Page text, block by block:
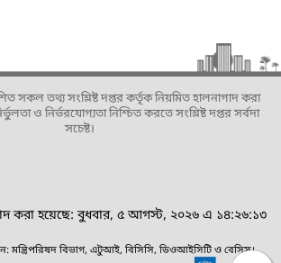
সকল তথ্য সংশ্লিষ্ট দপ্তর কর্তৃক নিয়মিত হালনাগাদ করা
ও নির্ভরযোগ্যতা নিশ্চিত করতে সংশ্লিষ্ট দপ্তর সর্বদা
সচেষ্ট।
করা হয়েছে: বুধবার, ৫ আগস্ট, ২০২৬ এ ১৪:২৬:১৩
মন্ত্রিপরিষদ বিভাগ, এটুআই, বিসিসি, ডিওআইসিটি ও বেসিস।